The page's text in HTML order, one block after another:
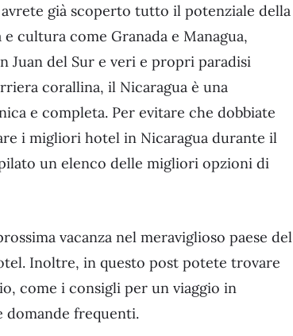
già scoperto tutto il potenziale della
cultura come Granada e Managua,
Juan del Sur e veri e propri paradisi
corallina, il Nicaragua è una
e completa. Per evitare che dobbiate
i migliori hotel in Nicaragua durante il
un elenco delle migliori opzioni di
vacanza nel meraviglioso paese del
Inoltre, in questo post potete trovare
come i consigli per un viaggio in
domande frequenti.